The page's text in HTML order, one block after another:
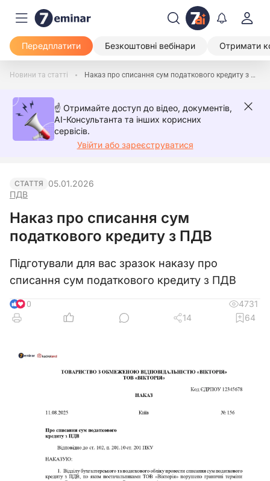
Передплатити Безкоштовні вебінари Отримати
Новини та статті Наказ про списання сум податкового кредиту з ПДВ
☝️ Отримайте доступ до відео, документів,
AI-Консультанта та інших корисних
сервісів.
Увійти або зареєструватися
СТАТТЯ
ПДВ
05.01.2026
Наказ про списання сум
податкового кредиту з ПДВ
Підготували для вас зразок наказу про
списання сум податкового кредиту з ПДВ
10
4731
14
64